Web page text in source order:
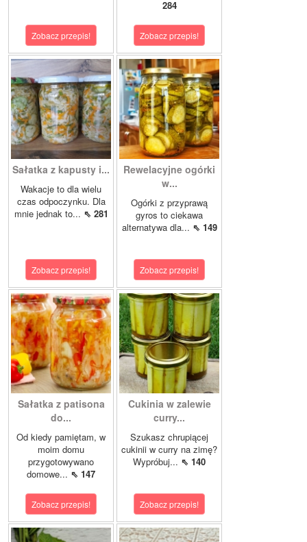
Zobacz przepis!
284
Zobacz przepis!
Sałatka z kapusty i...
Wakacje to dla wielu
czas odpoczynku. Dla
mnie jednak to... ⇖ 281
Zobacz przepis!
Rewelacyjne ogórki
w...
Ogórki z przyprawą
gyros to ciekawa
alternatywa dla... ⇖ 149
Zobacz przepis!
Sałatka z patisona
do...
Od kiedy pamiętam, w
moim domu
przygotowywano
domowe... ⇖ 147
Zobacz przepis!
Cukinia w zalewie
curry...
Szukasz chrupiącej
cukinii w curry na zimę?
Wypróbuj... ⇖ 140
Zobacz przepis!